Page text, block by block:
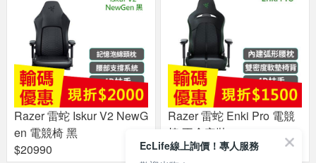
Razer 雷蛇 Iskur V2 NewG
en 電競椅 黑
$20990
Razer 雷蛇 Enki Pro 電競
椅 不含安裝
$14900
EcLife線上詢價！專人服務